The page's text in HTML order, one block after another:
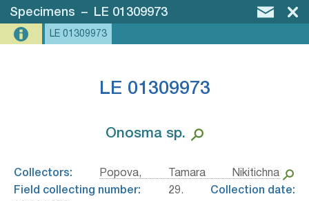
Specimens – LE 01309973
LE 01309973
LE 01309973
Onosma sp.⁣
Collectors:
Popova, Tamara Nikitichna
Field collecting number: 29. Collection date: